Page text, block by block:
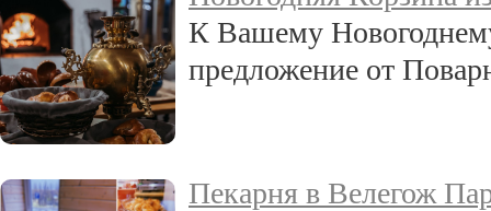
К Вашему
предложение от
Пекарня в Велегож